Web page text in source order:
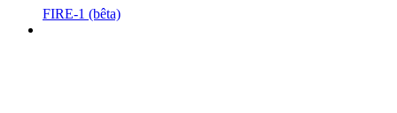
FIRE-1 (bêta)